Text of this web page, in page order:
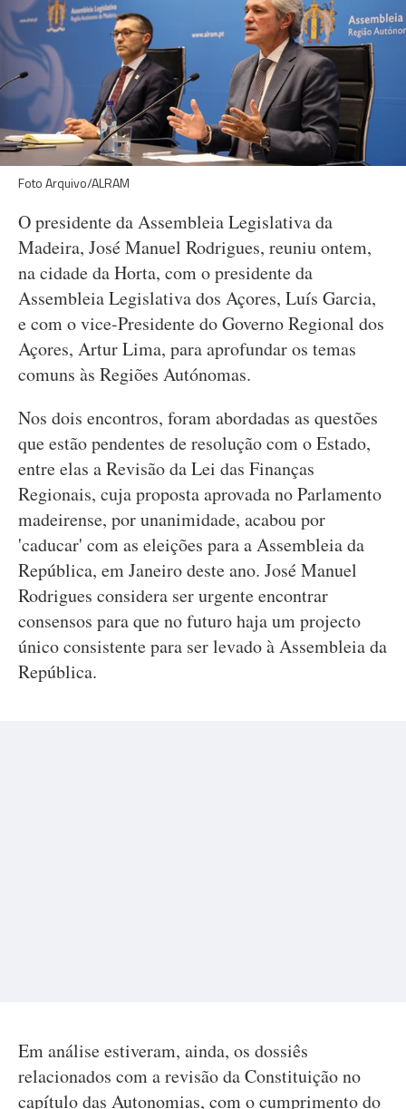
Foto Arquivo/ALRAM
O presidente da Assembleia Legislativa da
Madeira, José Manuel Rodrigues, reuniu ontem,
na cidade da Horta, com o presidente da
Assembleia Legislativa dos Açores, Luís Garcia,
e com o vice-Presidente do Governo Regional dos
Açores, Artur Lima, para aprofundar os temas
comuns às Regiões Autónomas.
Nos dois encontros, foram abordadas as questões
que estão pendentes de resolução com o Estado,
entre elas a Revisão da Lei das Finanças
Regionais, cuja proposta aprovada no Parlamento
madeirense, por unanimidade, acabou por
'caducar' com as eleições para a Assembleia da
República, em Janeiro deste ano. José Manuel
Rodrigues considera ser urgente encontrar
consensos para que no futuro haja um projecto
único consistente para ser levado à Assembleia da
República.
Em análise estiveram, ainda, os dossiês
relacionados com a revisão da Constituição no
capítulo das Autonomias, com o cumprimento do